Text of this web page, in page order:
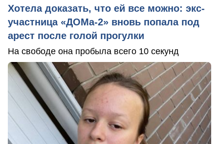
Хотела доказать, что ей все можно: экс-
участница «ДОМа-2» вновь попала под
арест после голой прогулки
На свободе она пробыла всего 10 секунд